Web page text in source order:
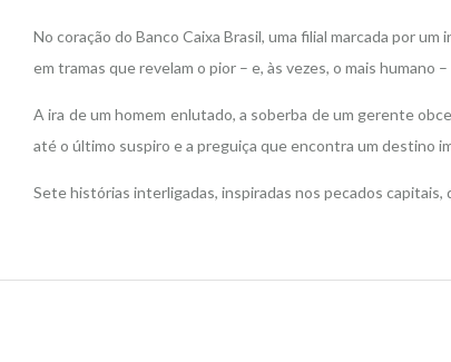
No coração do Banco Caixa Brasil, uma filial marcada por
em tramas que revelam o pior – e, às vezes, o mais humano –
A ira de um homem enlutado, a soberba de um gerente
até o último suspiro e a preguiça que encontra um destino
Sete histórias interligadas, inspiradas nos pecados